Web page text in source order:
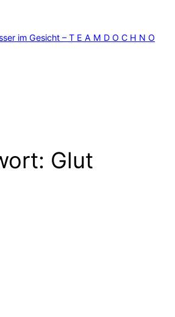
im Gesicht – T E A M D O C H N O
Glut